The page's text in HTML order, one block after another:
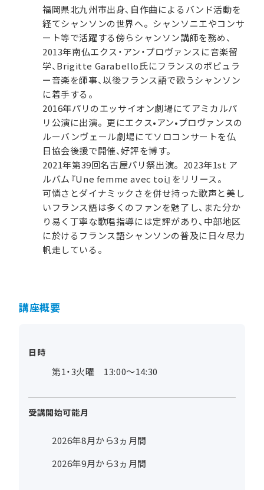
福岡県北九州市出身、自作曲によるバンド活動を
経てシャンソンの世界へ。シャンソニエやコンサ
ート等で活躍する傍らシャンソン講師を務め、
2013年南仏エクス・アン・プロヴァンスに音楽留
学、Brigitte Garabello氏にフランスのポピュラ
ー音楽を師事、以後フランス語で歌うシャンソン
に着手する。
2016年パリのエッサイオン劇場にてアミカルパ
リ公演に出演。更にエクス•アン•プロヴァンスの
ルーバンヴェール劇場にてソロコンサートを仏
日協会後援で開催、好評を博す。
2021年第39回名古屋パリ祭出演。2023年1st ア
ルバム『Une femme avec toi』をリリース。
可憐さとダイナミックさを併せ持った歌声と美し
いフランス語は多くのファンを魅了し、また分か
り易く丁寧な歌唱指導には定評があり、中部地区
に於けるフランス語シャンソンの普及に日々尽力
帆走している。
講座概要
日時
第1・3火曜 13:00～14:30
受講開始可能月
2026年8月から3ヵ月間
2026年9月から3ヵ月間